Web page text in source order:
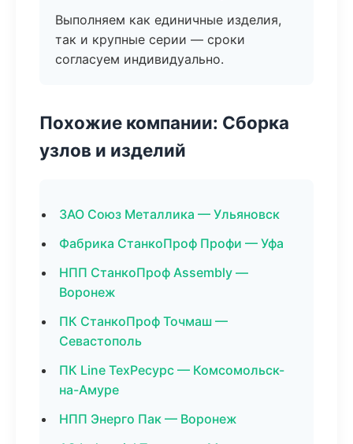
Выполняем как единичные изделия,
так и крупные серии — сроки
согласуем индивидуально.
Похожие компании: Сборка
узлов и изделий
ЗАО Союз Металлика — Ульяновск
Фабрика СтанкоПроф Профи — Уфа
НПП СтанкоПроф Assembly —
Воронеж
ПК СтанкоПроф Точмаш —
Севастополь
ПК Line ТехРесурс — Комсомольск-
на-Амуре
НПП Энерго Пак — Воронеж